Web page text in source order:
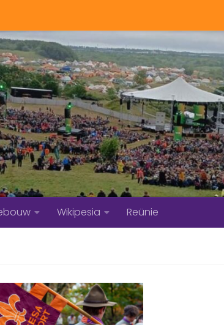
Wikipesia Reünie